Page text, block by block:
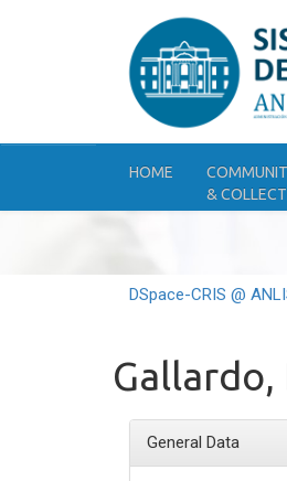
HOME
&
DSpace-CRIS @
Gallardo,
General Data